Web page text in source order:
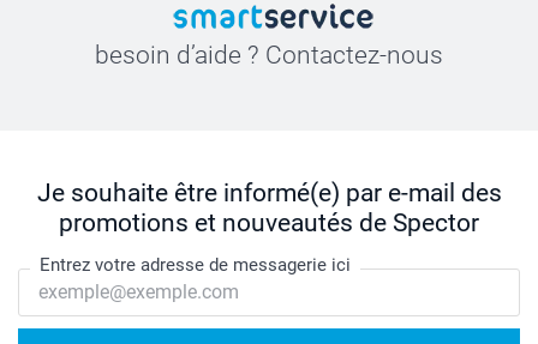
besoin d’aide ? Contactez-nous
Je souhaite être informé(e) par e-mail des
promotions et nouveautés de Spector
Entrez votre adresse de messagerie ici